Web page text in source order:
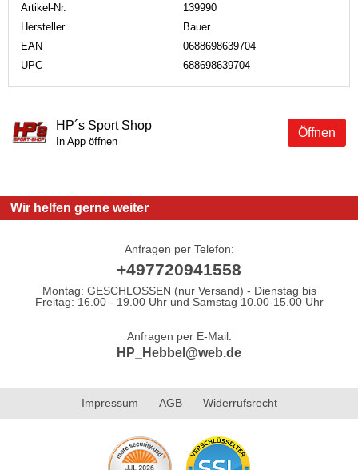
Artikel-Nr.
139990
Hersteller
Bauer
EAN
0688698639704
UPC
688698639704
Öffnen
HP´s Sport Shop
In App öffnen
Wir helfen gerne weiter
Anfragen per Telefon:
+497720941558
Montag: GESCHLOSSEN (nur Versand) - Dienstag bis
Freitag: 16.00 - 19.00 Uhr und Samstag 10.00-15.00 Uhr
Anfragen per E-Mail:
HP_Hebbel@web.de
Impressum AGB Widerrufsrecht